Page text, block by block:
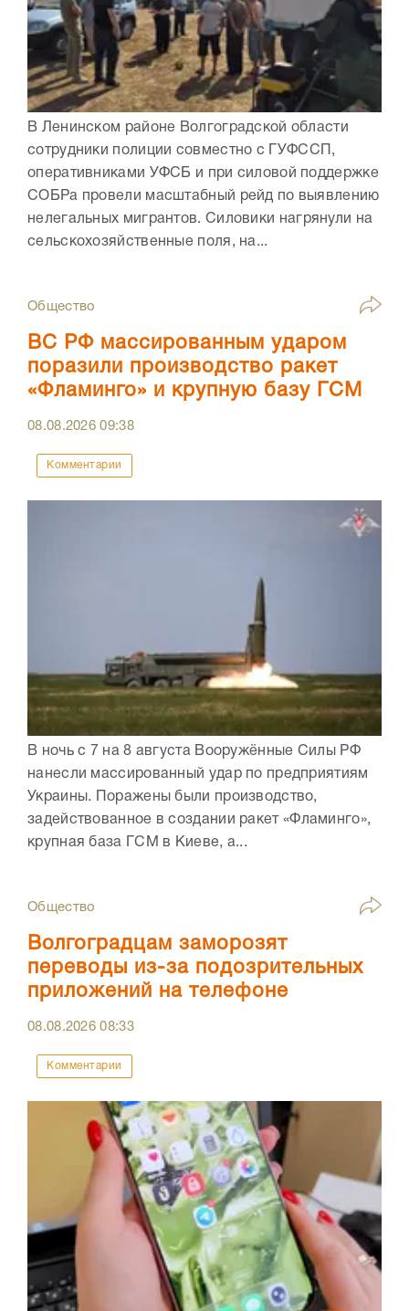
В Ленинском районе Волгоградской области
сотрудники полиции совместно с ГУФССП,
оперативниками УФСБ и при силовой поддержке
СОБРа провели масштабный рейд по выявлению
нелегальных мигрантов. Силовики нагрянули на
сельскохозяйственные поля, на...
Общество
ВС РФ массированным ударом
поразили производство ракет
«Фламинго» и крупную базу ГСМ
08.08.202609:38
Комментарии
В ночь с 7 на 8 августа Вооружённые Силы РФ
нанесли массированный удар по предприятиям
Украины. Поражены были производство,
задействованное в создании ракет «Фламинго»,
крупная база ГСМ в Киеве, а...
Общество
Волгоградцам заморозят
переводы из-за подозрительных
приложений на телефоне
08.08.202608:33
Комментарии